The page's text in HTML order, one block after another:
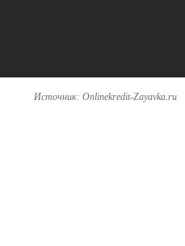
Источник: Onlinekredit-Zayavka.ru